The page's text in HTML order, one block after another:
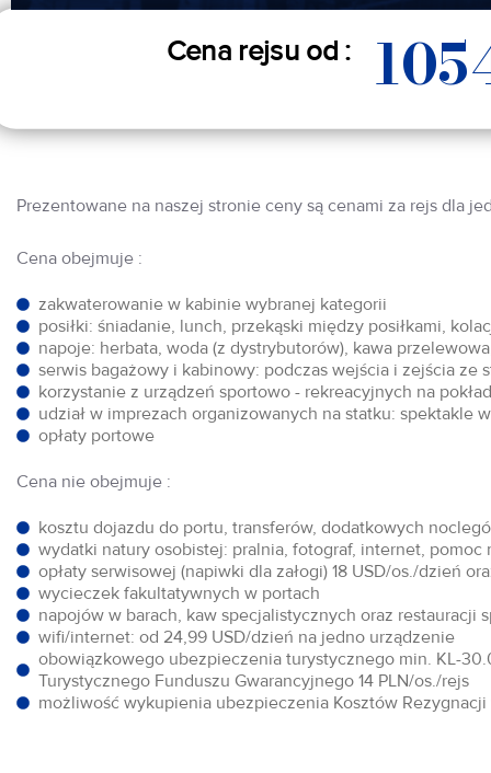
Cena rejsu od :
Prezentowane na naszej stronie ceny są cenami za rejs dla
Cena obejmuje :
zakwaterowanie w kabinie wybranej kategorii
posiłki: śniadanie, lunch, przekąski między posiłkami,
napoje: herbata, woda (z dystrybutorów), kawa
serwis bagażowy i kabinowy: podczas wejścia i zejścia
korzystanie z urządzeń sportowo - rekreacyjnych na
udział w imprezach organizowanych na statku:
opłaty portowe
Cena nie obejmuje :
kosztu dojazdu do portu, transferów, dodatkowych
wydatki natury osobistej: pralnia, fotograf, internet, pomoc
opłaty serwisowej (napiwki dla załogi) 18 USD/os./dzień
wycieczek fakultatywnych w portach
napojów w barach, kaw specjalistycznych oraz restauracji
wifi/internet: od 24,99 USD/dzień na jedno urządzenie
obowiązkowego ubezpieczenia turystycznego min. KL-
Turystycznego Funduszu Gwarancyjnego 14 PLN/os./rejs
możliwość wykupienia ubezpieczenia Kosztów